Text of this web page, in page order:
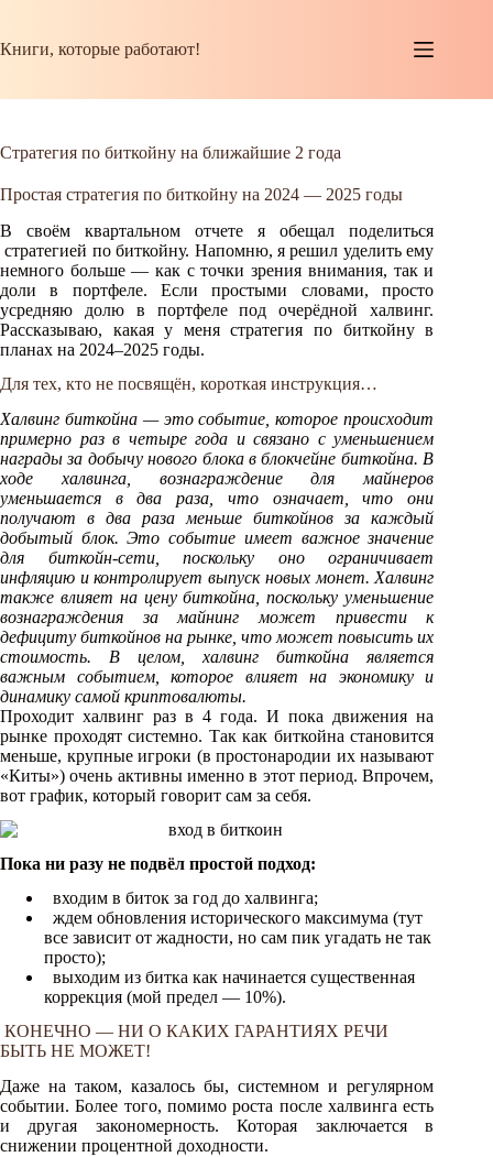
сути
Книги, которые работают!
Стратегия по биткойну на ближайшие 2 года
Простая стратегия по биткойну на 2024 — 2025 годы
В своём квартальном отчете я обещал поделиться
стратегией по биткойну. Напомню, я решил уделить ему
немного больше — как с точки зрения внимания, так и
доли в портфеле. Если простыми словами, просто
усредняю долю в портфеле под очерёдной халвинг.
Рассказываю, какая у меня стратегия по биткойну в
планах на 2024–2025 годы.
Для тех, кто не посвящён, короткая инструкция…
Халвинг биткойна — это событие, которое происходит
примерно раз в четыре года и связано с уменьшением
награды за добычу нового блока в блокчейне биткойна. В
ходе халвинга, вознаграждение для майнеров
уменьшается в два раза, что означает, что они
получают в два раза меньше биткойнов за каждый
добытый блок. Это событие имеет важное значение
для биткойн-сети, поскольку оно ограничивает
инфляцию и контролирует выпуск новых монет. Халвинг
также влияет на цену биткойна, поскольку уменьшение
вознаграждения за майнинг может привести к
дефициту биткойнов на рынке, что может повысить их
стоимость. В целом, халвинг биткойна является
важным событием, которое влияет на экономику и
динамику самой криптовалюты.
Проходит халвинг раз в 4 года. И пока движения на
рынке проходят системно. Так как биткойна становится
меньше, крупные игроки (в простонародии их называют
«Киты») очень активны именно в этот период. Впрочем,
вот график, который говорит сам за себя.
Пока ни разу не подвёл простой подход:
входим в биток за год до халвинга;
ждем обновления исторического максимума (тут
все зависит от жадности, но сам пик угадать не так
просто);
выходим из битка как начинается существенная
коррекция (мой предел — 10%).
КОНЕЧНО — НИ О КАКИХ ГАРАНТИЯХ РЕЧИ
БЫТЬ НЕ МОЖЕТ!
Даже на таком, казалось бы, системном и регулярном
событии. Более того, помимо роста после халвинга есть
и другая закономерность. Которая заключается в
снижении процентной доходности.